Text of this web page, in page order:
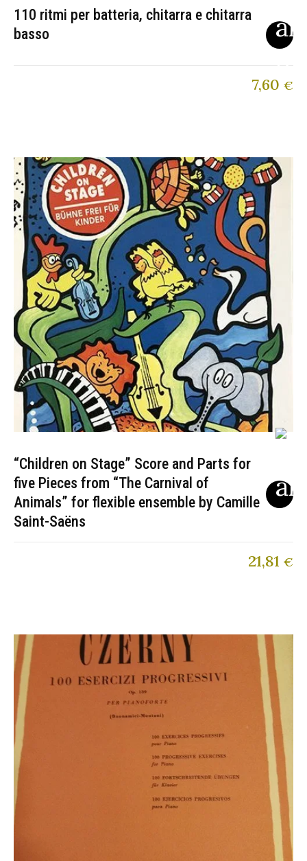
110 ritmi per batteria, chitarra e chitarra
basso
7,60 €
“Children on Stage” Score and Parts for
five Pieces from “The Carnival of
Animals” for flexible ensemble by Camille
Saint-Saëns
21,81 €